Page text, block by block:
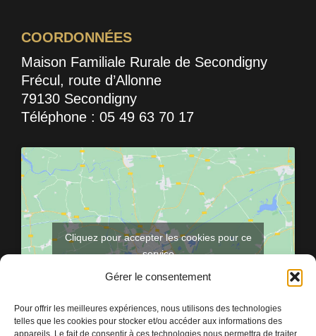
Gérer le consentement
Pour offrir les meilleures expériences, nous utilisons des technologies
telles que les cookies pour stocker et/ou accéder aux informations des
appareils. Le fait de consentir à ces technologies nous permettra de traiter
COORDONNÉES
Maison Familiale Rurale de Secondigny
Frécul, route d’Allonne
79130 Secondigny
Téléphone : 05 49 63 70 17
Cliquez pour accepter les cookies pour ce
service